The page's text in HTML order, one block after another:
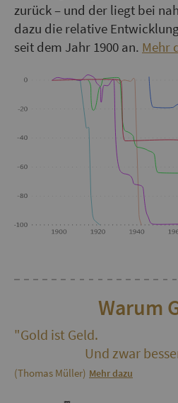
zurück – und der liegt bei
dazu die relative
seit dem Jahr 1900 an. Mehr
Warum
"Gold ist Geld.
Und zwar
(Thomas Müller) Mehr dazu